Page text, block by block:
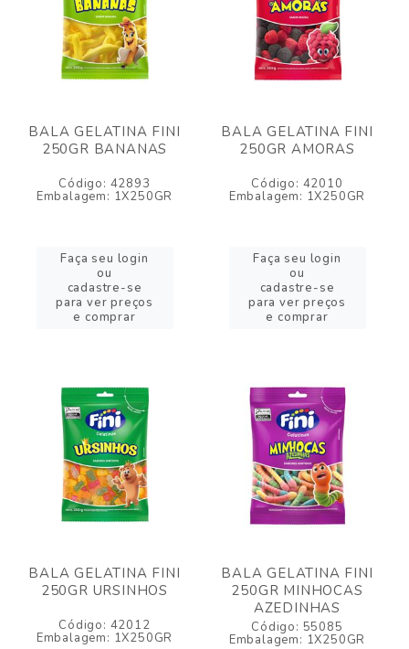
BALA GELATINA FINI
250GR BANANAS
Código: 42893
Embalagem: 1X250GR
Faça seu login
ou
cadastre-se
para ver preços
e comprar
BALA GELATINA FINI
250GR AMORAS
Código: 42010
Embalagem: 1X250GR
Faça seu login
ou
cadastre-se
para ver preços
e comprar
BALA GELATINA FINI
250GR URSINHOS
Código: 42012
Embalagem: 1X250GR
BALA GELATINA FINI
250GR MINHOCAS
AZEDINHAS
Código: 55085
Embalagem: 1X250GR